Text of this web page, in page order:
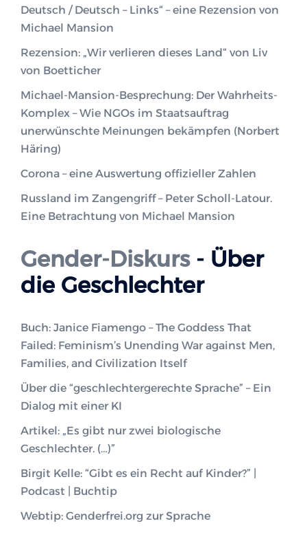
Deutsch / Deutsch – Links“ – eine Rezension von
Michael Mansion
Rezension: „Wir verlieren dieses Land“ von Liv
von Boetticher
Michael-Mansion-Besprechung: Der Wahrheits-
Komplex – Wie NGOs im Staatsauftrag
unerwünschte Meinungen bekämpfen (Norbert
Häring)
Corona – eine Auswertung offizieller Zahlen
Russland im Zangengriff – Peter Scholl-Latour.
Eine Betrachtung von Michael Mansion
Gender-Diskurs- Über
die Geschlechter
Buch: Janice Fiamengo – The Goddess That
Failed: Feminism’s Unending War against Men,
Families, and Civilization Itself
Über die “geschlechtergerechte Sprache” – Ein
Dialog mit einer KI
Artikel: „Es gibt nur zwei biologische
Geschlechter. (…)”
Birgit Kelle: “Gibt es ein Recht auf Kinder?” |
Podcast | Buchtip
Webtip: Genderfrei.org zur Sprache